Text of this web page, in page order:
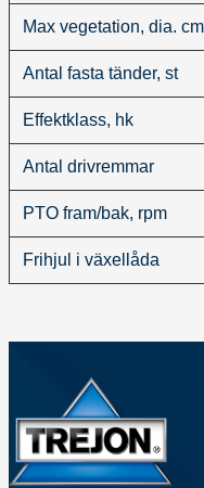
Max vegetation, dia. cm
Antal fasta tänder, st
Effektklass, hk
Antal drivremmar
PTO fram/bak, rpm
Frihjul i växellåda